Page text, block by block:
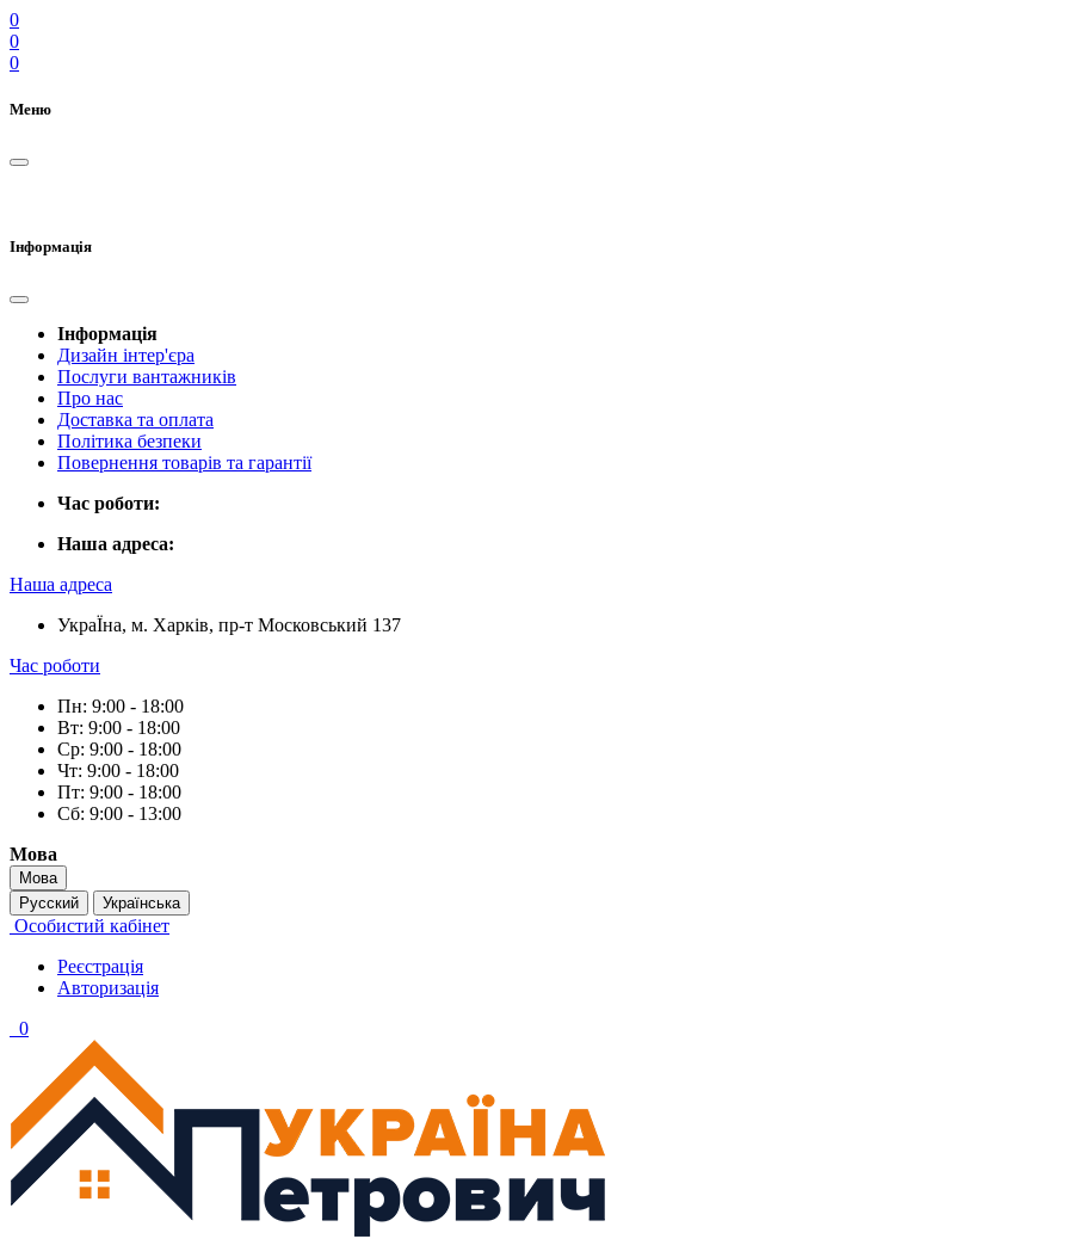
0
0
0
Меню
Інформація
Інформація
Дизайн інтер'єра
Послуги вантажників
Про нас
Доставка та оплата
Політика безпеки
Повернення товарів та гарантії
Час роботи:
Наша адреса:
Наша адреса
УкраЇна, м. Харків, пр-т Московський 137
Час роботи
Пн: 9:00 - 18:00
Вт: 9:00 - 18:00
Ср: 9:00 - 18:00
Чт: 9:00 - 18:00
Пт: 9:00 - 18:00
Сб: 9:00 - 13:00
Мова
Мова
Русский
Українська
Особистий кабінет
Реєстрація
Авторизація
0